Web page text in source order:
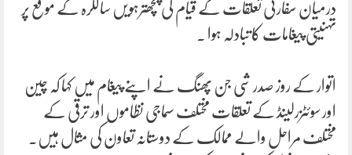
درمیان سفارتی تعلقات کے قیام کی پچھترہویں سالگرہ کے موقع پر
تہنیتی پیغامات کا تبادلہ ہوا ۔
اتوار کے روز صدر شی جن پھنگ نے اپنے پیغام میں کہا کہ چین
اور سوئٹزرلینڈ کے تعلقات مختلف سماجی نظاموں اور ترقی کے
مختلف مراحل والے ممالک کے دوستانہ تعاون کی مثال ہیں۔